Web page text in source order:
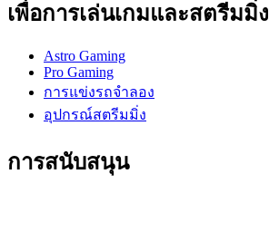
เพื่อการเล่นเกมและสตรีมมิ่ง
Astro Gaming
Pro Gaming
การแข่งรถจำลอง
อุปกรณ์สตรีมมิ่ง
การสนับสนุน